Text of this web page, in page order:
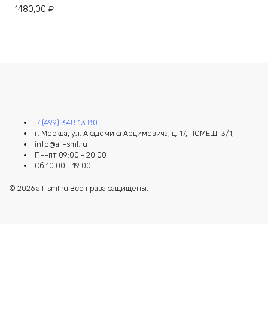
1480,00 ₽
+7 (499) 348 13 80
г. Москва, ул. Академика Арцимовича, д. 17, ПОМЕЩ. 3/1,
info@all-sml.ru
Пн-пт 09:00 - 20:00
Сб 10:00 - 19:00
© 2026 all-sml.ru Все права защищены.